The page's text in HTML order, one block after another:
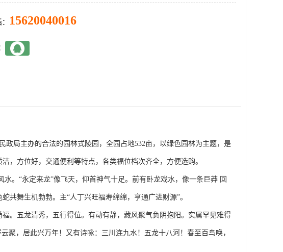
15620040016
局主办的合法的园林式陵园，全园占地532亩，以绿色园林为主题，是
，方位好，交通便利等特点，各类福位档次齐全，方便选购。
。“永定来龙”像飞天，仰首神气十足。前有卧龙戏水，像一条巨莽 回
共舞生机勃勃。主“人丁兴旺福寿绵绵，亨通广进财源”。
。五龙清秀，五行得位。有动有静，藏风聚气负阴抱阳。实属罕见难得
聚，居此兴万年！又有诗咏：三川连九水！五龙十八河！春至百鸟唤，